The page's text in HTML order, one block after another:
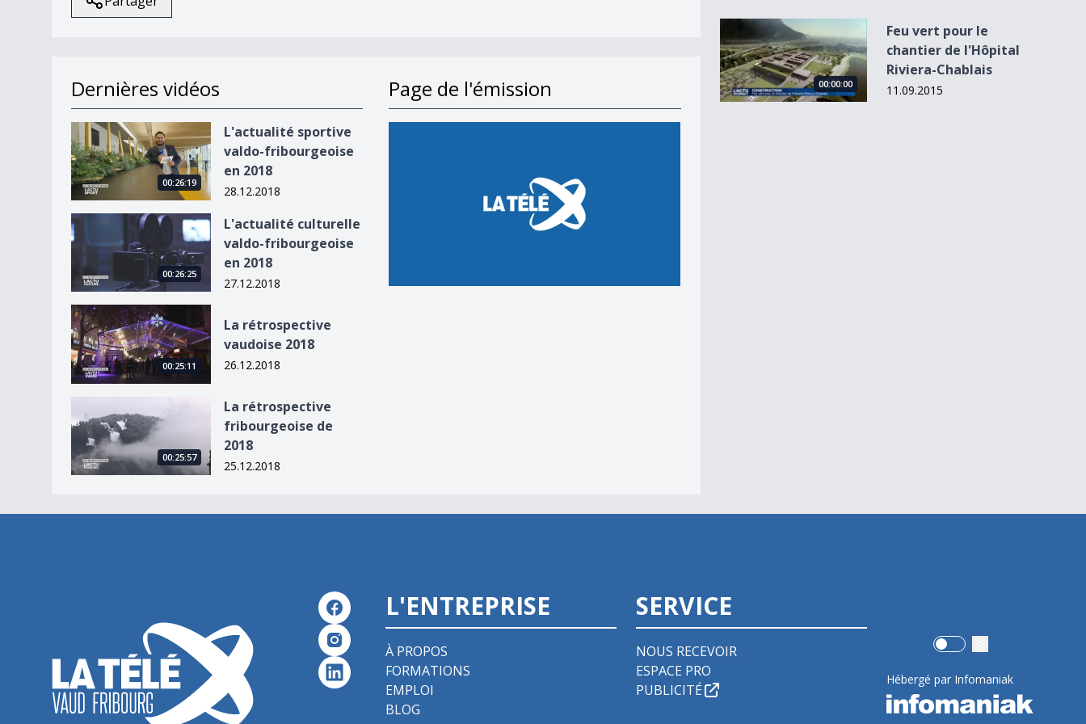
Dernières vidéos
L&#039;actualité sportive valdo-fribourgeoise en 2018
00:26:19
L'actualité sportive
valdo-fribourgeoise
en 2018
28.12.2018
L&#039;actualité culturelle valdo-fribourgeoise en 2018
00:26:25
L'actualité culturelle
valdo-fribourgeoise
en 2018
27.12.2018
La rétrospective vaudoise 2018
00:25:11
La rétrospective
vaudoise 2018
26.12.2018
La rétrospective fribourgeoise de 2018
00:25:57
La rétrospective
fribourgeoise de
2018
25.12.2018
Page de l'émission
Feu vert pour le chantier de l&#039;Hôpital Riviera-Chablais
00:00:00
Feu vert pour le
chantier de l'Hôpital
Riviera-Chablais
11.09.2015
L'ENTREPRISE
À PROPOS
FORMATIONS
EMPLOI
BLOG
SERVICE
NOUS RECEVOIR
ESPACE PRO
PUBLICITÉ
Use setting
Hébergé par Infomaniak